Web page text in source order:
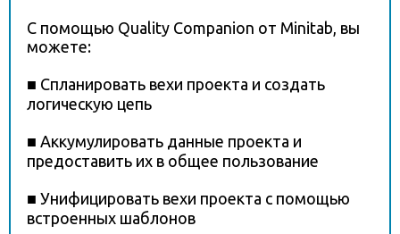
С помощью Quality Companion от Minitab, вы
можете:
■ Спланировать вехи проекта и создать
логическую цепь
■ Аккумулировать данные проекта и
предоставить их в общее пользование
■ Унифицировать вехи проекта с помощью
встроенных шаблонов